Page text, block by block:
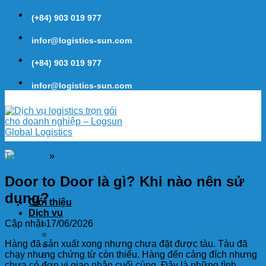
Skip
content
(+84) 903 019 977
infor@logistics-sun.com
(+84) 903 019 977
infor@logistics-sun.com
Giới thiệu
Dịch vụ
Vận chuyển đường biển
Vận chuyển đường bộ
Door to Door
Trang chủ »
Door to Door là gì? Khi nào nên sử
dụng?
Cập nhật 17/06/2026
Hàng đã sản xuất xong nhưng chưa đặt được tàu. Tàu đã
chạy nhưng chứng từ còn thiếu. Hàng đến cảng đích nhưng